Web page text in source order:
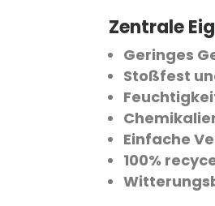
Zentrale
Geringes
Stoßfest
Einfache
100%